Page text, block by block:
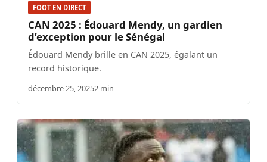
FOOT EN DIRECT
CAN 2025 : Édouard Mendy, un gardien
d’exception pour le Sénégal
Édouard Mendy brille en CAN 2025, égalant un
record historique.
décembre 25, 20252 min